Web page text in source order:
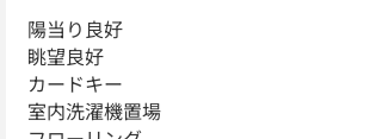
陽当り良好
眺望良好
カードキー
室内洗濯機置場